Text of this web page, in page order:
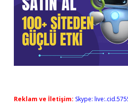
Reklam ve İletişim: Skype: